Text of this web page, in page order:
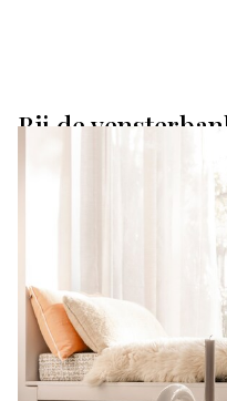
Bij de